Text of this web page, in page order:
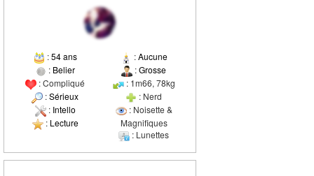
:54 ans
: Belier
: Compliqué
:Sérieux
: Intello
: Lecture
:Aucune
:Grosse
: 1m66, 78kg
: Nerd
: Noisette &
Magnifiques
: Lunettes